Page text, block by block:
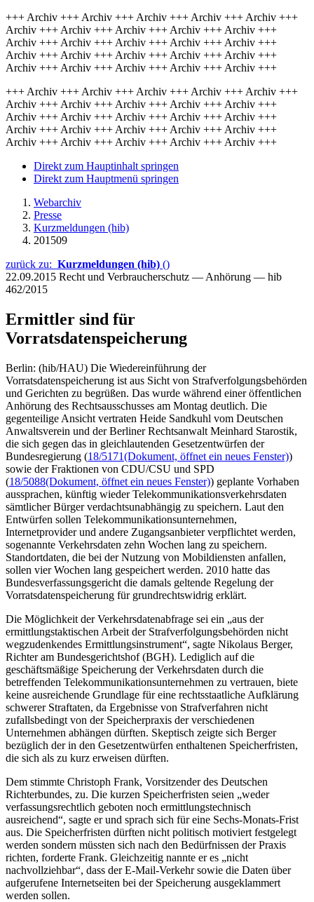
+++ Archiv +++ Archiv +++ Archiv +++ Archiv +++ Archiv +++
Archiv +++ Archiv +++ Archiv +++ Archiv +++ Archiv +++
Archiv +++ Archiv +++ Archiv +++ Archiv +++ Archiv +++
Archiv +++ Archiv +++ Archiv +++ Archiv +++ Archiv +++
Archiv +++ Archiv +++ Archiv +++ Archiv +++ Archiv +++
+++ Archiv +++ Archiv +++ Archiv +++ Archiv +++ Archiv +++
Archiv +++ Archiv +++ Archiv +++ Archiv +++ Archiv +++
Archiv +++ Archiv +++ Archiv +++ Archiv +++ Archiv +++
Archiv +++ Archiv +++ Archiv +++ Archiv +++ Archiv +++
Archiv +++ Archiv +++ Archiv +++ Archiv +++ Archiv +++
Direkt zum Hauptinhalt springen
Direkt zum Hauptmenü springen
Webarchiv
Presse
Kurzmeldungen (hib)
201509
zurück zu: Kurzmeldungen (hib) ()
22.09.2015 Recht und Verbraucherschutz — Anhörung — hib
462/2015
Ermittler sind für
Vorratsdatenspeicherung
Berlin: (hib/HAU) Die Wiedereinführung der
Vorratsdatenspeicherung ist aus Sicht von Strafverfolgungsbehörden
und Gerichten zu begrüßen. Das wurde während einer öffentlichen
Anhörung des Rechtsausschusses am Montag deutlich. Die
gegenteilige Ansicht vertraten Heide Sandkuhl vom Deutschen
Anwaltsverein und der Berliner Rechtsanwalt Meinhard Starostik,
die sich gegen das in gleichlautenden Gesetzentwürfen der
Bundesregierung (18/5171(Dokument, öffnet ein neues Fenster))
sowie der Fraktionen von CDU/CSU und SPD
(18/5088(Dokument, öffnet ein neues Fenster)) geplante Vorhaben
aussprachen, künftig wieder Telekommunikationsverkehrsdaten
sämtlicher Bürger verdachtsunabhängig zu speichern. Laut den
Entwürfen sollen Telekommunikationsunternehmen,
Internetprovider und andere Zugangsanbieter verpflichtet werden,
sogenannte Verkehrsdaten zehn Wochen lang zu speichern.
Standortdaten, die bei der Nutzung von Mobildiensten anfallen,
sollen vier Wochen lang gespeichert werden. 2010 hatte das
Bundesverfassungsgericht die damals geltende Regelung der
Vorratsdatenspeicherung für grundrechtswidrig erklärt.
Die Möglichkeit der Verkehrsdatenabfrage sei ein „aus der
ermittlungstaktischen Arbeit der Strafverfolgungsbehörden nicht
wegzudenkendes Ermittlungsinstrument“, sagte Nikolaus Berger,
Richter am Bundesgerichtshof (BGH). Lediglich auf die
geschäftsmäßige Speicherung der Verkehrsdaten durch die
betreffenden Telekommunikationsunternehmen zu vertrauen, biete
keine ausreichende Grundlage für eine rechtsstaatliche Aufklärung
schwerer Straftaten, da Ergebnisse von Strafverfahren nicht
zufallsbedingt von der Speicherpraxis der verschiedenen
Unternehmen abhängen dürften. Skeptisch zeigte sich Berger
bezüglich der in den Gesetzentwürfen enthaltenen Speicherfristen,
die sich als zu kurz erweisen dürften.
Dem stimmte Christoph Frank, Vorsitzender des Deutschen
Richterbundes, zu. Die kurzen Speicherfristen seien „weder
verfassungsrechtlich geboten noch ermittlungstechnisch
ausreichend“, sagte er und sprach sich für eine Sechs-Monats-Frist
aus. Die Speicherfristen dürften nicht politisch motiviert festgelegt
werden sondern müssten sich nach den Bedürfnissen der Praxis
richten, forderte Frank. Gleichzeitig nannte er es „nicht
nachvollziehbar“, dass der E-Mail-Verkehr sowie die Daten über
aufgerufene Internetseiten bei der Speicherung ausgeklammert
werden sollen.